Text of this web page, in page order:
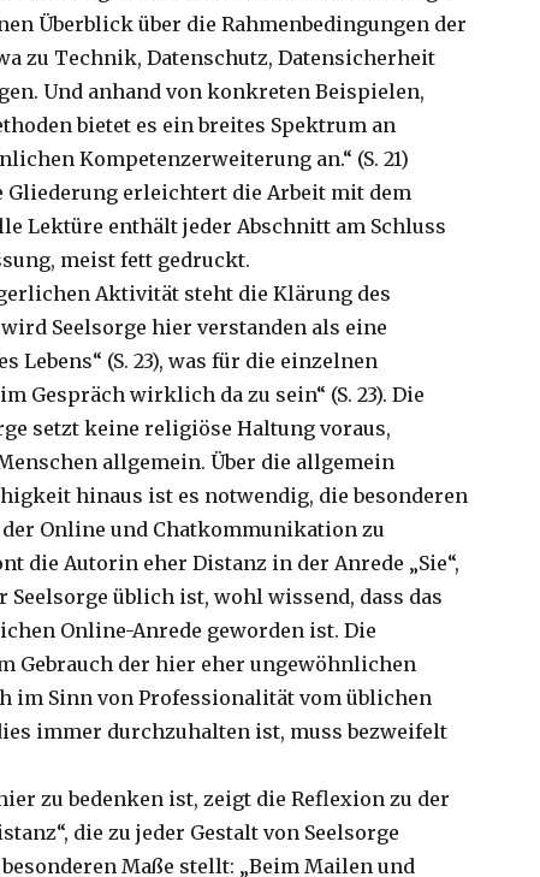
Überblick über die Rahmenbedingungen der
zu Technik, Datenschutz, Datensicherheit
Und anhand von konkreten Beispielen,
bietet es ein breites Spektrum an
Kompetenzerweiterung an.“ (S. 21)
erleichtert die Arbeit mit dem
Lektüre enthält jeder Abschnitt am Schluss
meist fett gedruckt.
Aktivität steht die Klärung des
Seelsorge hier verstanden als eine
Lebens“ (S. 23), was für die einzelnen
Gespräch wirklich da zu sein“ (S. 23). Die
setzt keine religiöse Haltung voraus,
allgemein. Über die allgemein
hinaus ist es notwendig, die besonderen
Online und Chatkommunikation zu
die Autorin eher Distanz in der Anrede „Sie“,
Seelsorge üblich ist, wohl wissend, dass das
Online-Anrede geworden ist. Die
Gebrauch der hier eher ungewöhnlichen
im Sinn von Professionalität vom üblichen
immer durchzuhalten ist, muss bezweifelt
zu bedenken ist, zeigt die Reflexion zu der
die zu jeder Gestalt von Seelsorge
Maße stellt: „Beim Mailen und